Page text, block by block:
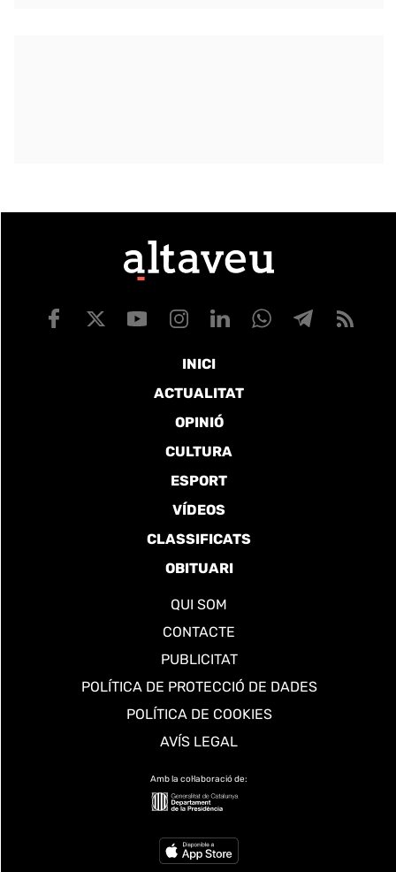
INICI
ACTUALITAT
OPINIÓ
CULTURA
ESPORT
VÍDEOS
CLASSIFICATS
OBITUARI
QUI SOM
CONTACTE
PUBLICITAT
POLÍTICA DE PROTECCIÓ DE DADES
POLÍTICA DE COOKIES
AVÍS LEGAL
Amb la col·laboració de: